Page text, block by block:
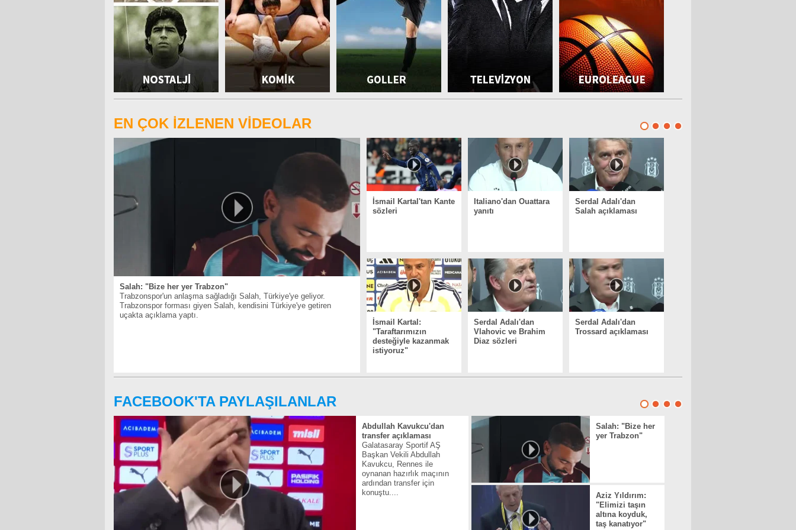
EN ÇOK İZLENEN VİDEOLAR
Salah: "Bize her yer Trabzon"
Trabzonspor'un anlaşma sağladığı Salah, Türkiye'ye geliyor.
Trabzonspor forması giyen Salah, kendisini Türkiye'ye getiren
uçakta açıklama yaptı.
İsmail Kartal'tan Kante
sözleri
Italiano'dan Ouattara
yanıtı
Serdal Adalı'dan
Salah açıklaması
İsmail Kartal:
"Taraftarımızın
desteğiyle kazanmak
istiyoruz"
Serdal Adalı'dan
Vlahovic ve Brahim
Diaz sözleri
Serdal Adalı'dan
Trossard açıklaması
FACEBOOK'TA PAYLAŞILANLAR
Abdullah Kavukcu'dan
transfer açıklaması
Galatasaray Sportif AŞ
Başkan Vekili Abdullah
Kavukcu, Rennes ile
oynanan hazırlık maçının
ardından transfer için
konuştu....
Salah: "Bize her
yer Trabzon"
Aziz Yıldırım:
"Elimizi taşın
altına koyduk,
taş kanatıyor"